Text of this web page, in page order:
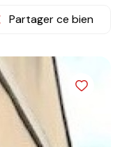
Partager ce bien